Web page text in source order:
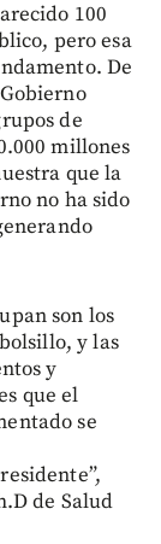
100
pero esa
De
de
millones
que la
no ha sido
son los
y las
y
que el
se
de Salud